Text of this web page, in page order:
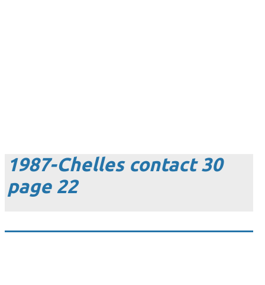
1987-Chelles contact 30
page 22